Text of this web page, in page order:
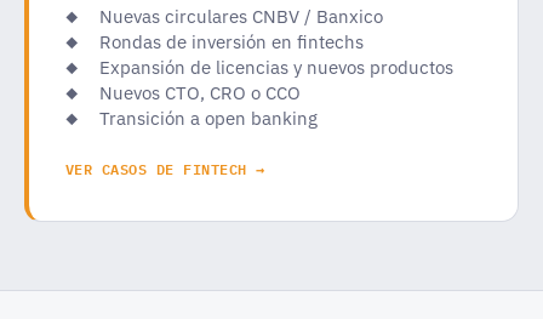
Nuevas circulares CNBV / Banxico
Rondas de inversión en fintechs
Expansión de licencias y nuevos productos
Nuevos CTO, CRO o CCO
Transición a open banking
VER CASOS DE FINTECH →